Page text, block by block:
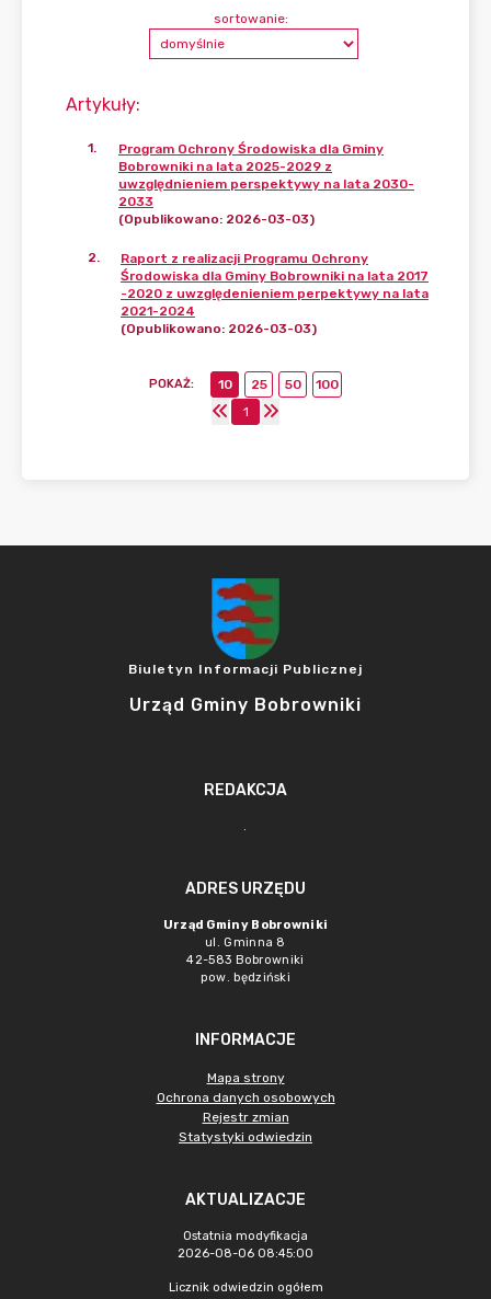
Artykuły:
sortowanie:
1.
Program Ochrony Środowiska dla Gminy
Bobrowniki na lata 2025-2029 z
uwzględnieniem perspektywy na lata 2030-
2033
(Opublikowano: 2026-03-03)
2.
Raport z realizacji Programu Ochrony
Środowiska dla Gminy Bobrowniki na lata 2017
-2020 z uwzględenieniem perpektywy na lata
2021-2024
(Opublikowano: 2026-03-03)
POKAŻ: 10 25 50
100
1
Biuletyn Informacji Publicznej
Urząd Gminy Bobrowniki
REDAKCJA
.
ADRES URZĘDU
Urząd Gminy Bobrowniki
ul. Gminna 8
42-583 Bobrowniki
pow. będziński
INFORMACJE
Mapa strony
Ochrona danych osobowych
Rejestr zmian
Statystyki odwiedzin
AKTUALIZACJE
Ostatnia modyfikacja
2026-08-06 08:45:00
Licznik odwiedzin ogółem